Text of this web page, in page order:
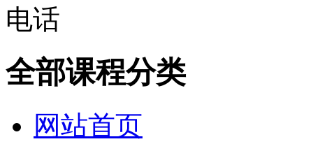
全部课程分类
网站首页